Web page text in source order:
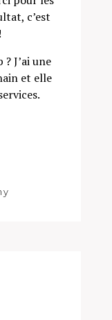
c’est
J’ai une
et elle